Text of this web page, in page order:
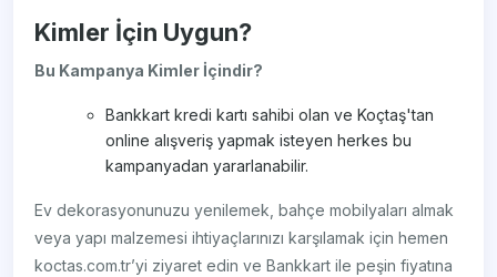
Kimler İçin Uygun?
Bu Kampanya Kimler İçindir?
Bankkart kredi kartı sahibi olan ve Koçtaş'tan
online alışveriş yapmak isteyen herkes bu
kampanyadan yararlanabilir.
Ev dekorasyonunuzu yenilemek, bahçe mobilyaları almak
veya yapı malzemesi ihtiyaçlarınızı karşılamak için hemen
koctas.com.tr’yi ziyaret edin ve Bankkart ile peşin fiyatına